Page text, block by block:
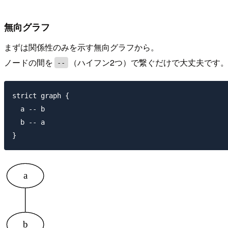
無向グラフ
まずは関係性のみを示す無向グラフから。
ノードの間を
-- （ハイフン2つ）で繋ぐだけで大丈夫です
strict graph {
  a -- b
  b -- a